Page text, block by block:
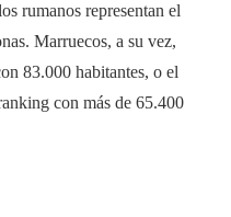
rumanos representan el
Marruecos, a su vez,
83.000 habitantes, o el
con más de 65.400